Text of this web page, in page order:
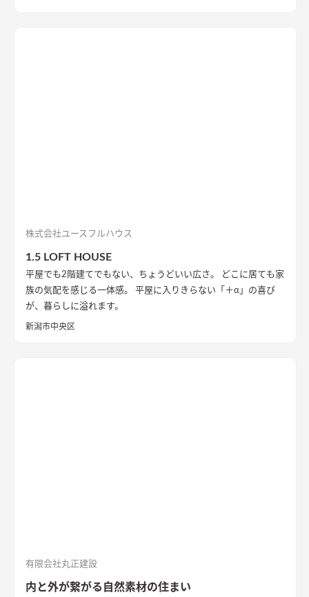
株式会社ユースフルハウス
1.5 LOFT HOUSE
平屋でも2階建てでもない、ちょうどいい広さ。 どこに居ても家
族の気配を感じる一体感。 平屋に入りきらない「＋α」の喜び
が、暮らしに溢れます。
新潟市中央区
有限会社丸正建設
内と外が繋がる自然素材の住まい